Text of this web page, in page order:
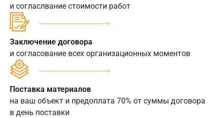
и согласлвание стоимости работ
Заключение договора
и согласование всех организационных моментов
Поставка материалов
на ваш объект и предоплата 70% от суммы договора
в день поставки